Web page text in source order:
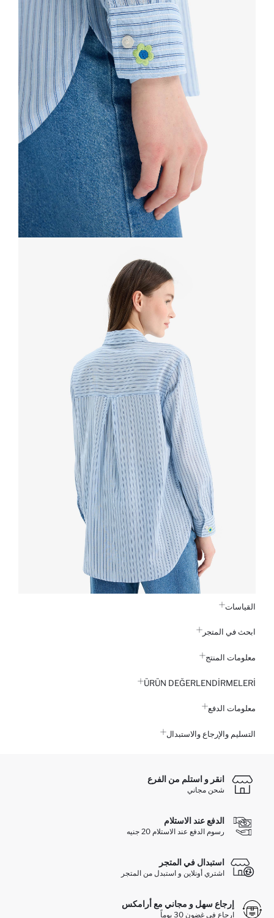
القياسات
ابحث في المتجر
معلومات المنتج
ÜRÜN DEĞERLENDİRMELERİ
معلومات الدفع
التسليم والإرجاع والاستبدال
انقر و استلم من الفرع
شحن مجاني
الدفع عند الاستلام
رسوم الدفع عند الاستلام 20 جنيه
استبدال في المتجر
اشتري أونلاين و استبدل من المتجر
إرجاع سهل و مجاني مع أرامكس
ارجاع في غضون 30 يوماً